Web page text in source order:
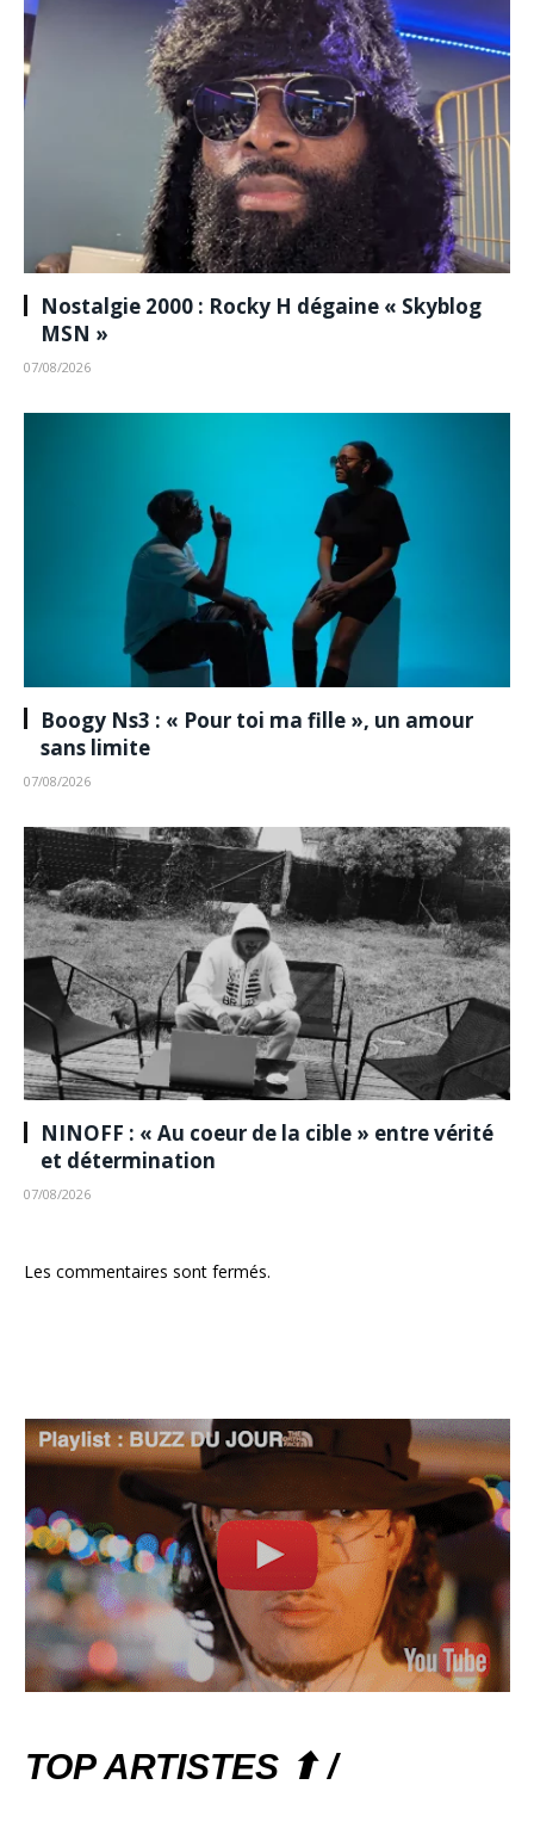
Nostalgie 2000 : Rocky H dégaine « Skyblog
MSN »
07/08/2026
Boogy Ns3 : « Pour toi ma fille », un amour
sans limite
07/08/2026
NINOFF : « Au coeur de la cible » entre vérité
et détermination
07/08/2026
Les commentaires sont fermés.
TOP ARTISTES ⬆ /